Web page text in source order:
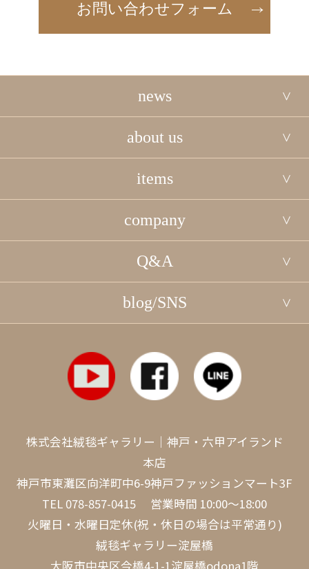
お問い合わせフォーム
news
about us
items
company
Q&A
blog/SNS
株式会社絨毯ギャラリー｜神戸・六甲アイランド
本店
神戸市東灘区向洋町中6-9神戸ファッションマート3F
TEL 078-857-0415 営業時間 10:00～18:00
火曜日・水曜日定休(祝・休日の場合は平常通り)
絨毯ギャラリー淀屋橋
大阪市中央区今橋4-1-1淀屋橋odona1階